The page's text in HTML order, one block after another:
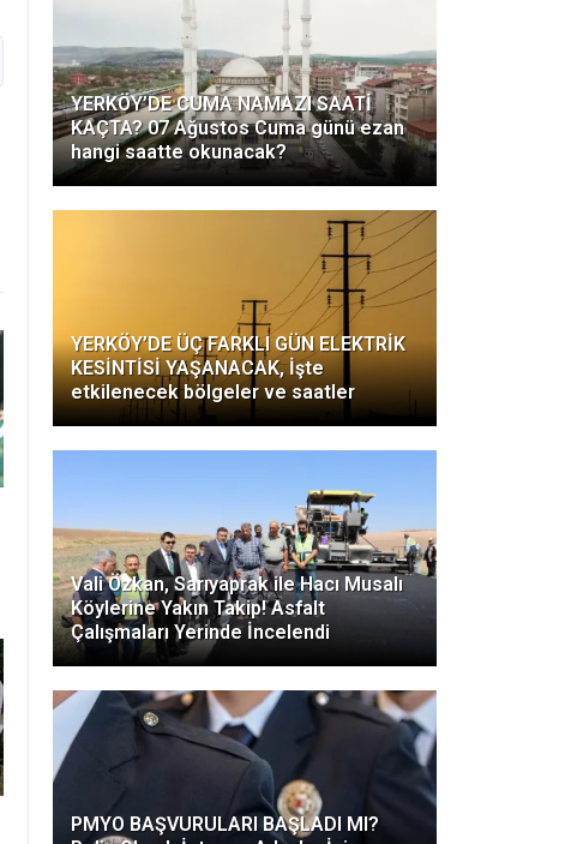
YERKÖY’DE CUMA NAMAZI SAATİ
KAÇTA? 07 Ağustos Cuma günü ezan
hangi saatte okunacak?
YERKÖY’DE ÜÇ FARKLI GÜN ELEKTRİK
KESİNTİSİ YAŞANACAK, İşte
etkilenecek bölgeler ve saatler
Vali Özkan, Sarıyaprak ile Hacı Musalı
Köylerine Yakın Takip! Asfalt
Çalışmaları Yerinde İncelendi
PMYO BAŞVURULARI BAŞLADI MI?